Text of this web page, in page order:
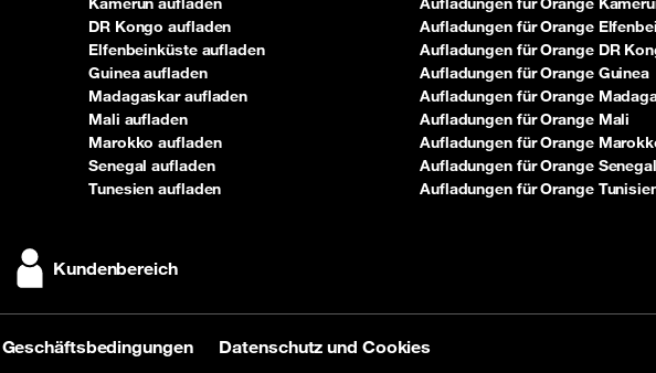
DR Kongo aufladen
Elfenbeinküste aufladen
Guinea aufladen
Madagaskar aufladen
Mali aufladen
Marokko aufladen
Senegal aufladen
Tunesien aufladen
Aufladungen für Orange
Aufladungen für Orange DR
Aufladungen für Orange Guinea
Aufladungen für Orange
Aufladungen für Orange Mali
Aufladungen für Orange
Aufladungen für Orange Senegal
Aufladungen für Orange
Kundenbereich
Datenschutz und Cookies